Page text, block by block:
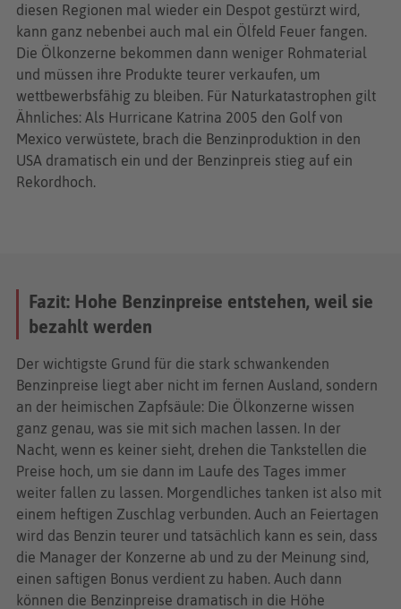
diesen Regionen mal wieder ein Despot gestürzt wird,
kann ganz nebenbei auch mal ein Ölfeld Feuer fangen.
Die Ölkonzerne bekommen dann weniger Rohmaterial
und müssen ihre Produkte teurer verkaufen, um
wettbewerbsfähig zu bleiben. Für Naturkatastrophen gilt
Ähnliches: Als Hurricane Katrina 2005 den Golf von
Mexico verwüstete, brach die Benzinproduktion in den
USA dramatisch ein und der Benzinpreis stieg auf ein
Rekordhoch.
Fazit: Hohe Benzinpreise entstehen, weil sie
bezahlt werden
Der wichtigste Grund für die stark schwankenden
Benzinpreise liegt aber nicht im fernen Ausland, sondern
an der heimischen Zapfsäule: Die Ölkonzerne wissen
ganz genau, was sie mit sich machen lassen. In der
Nacht, wenn es keiner sieht, drehen die Tankstellen die
Preise hoch, um sie dann im Laufe des Tages immer
weiter fallen zu lassen. Morgendliches tanken ist also mit
einem heftigen Zuschlag verbunden. Auch an Feiertagen
wird das Benzin teurer und tatsächlich kann es sein, dass
die Manager der Konzerne ab und zu der Meinung sind,
einen saftigen Bonus verdient zu haben. Auch dann
können die Benzinpreise dramatisch in die Höhe